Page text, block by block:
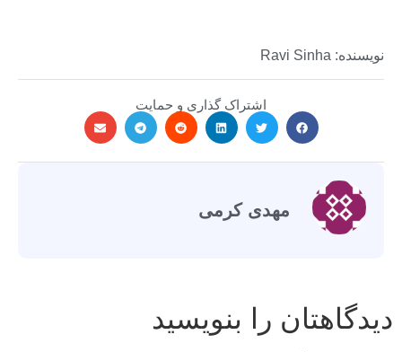
نویسنده: Ravi Sinha
اشتراک گذاری و حمایت
مهدی کرمی
دیدگاهتان را بنویسید